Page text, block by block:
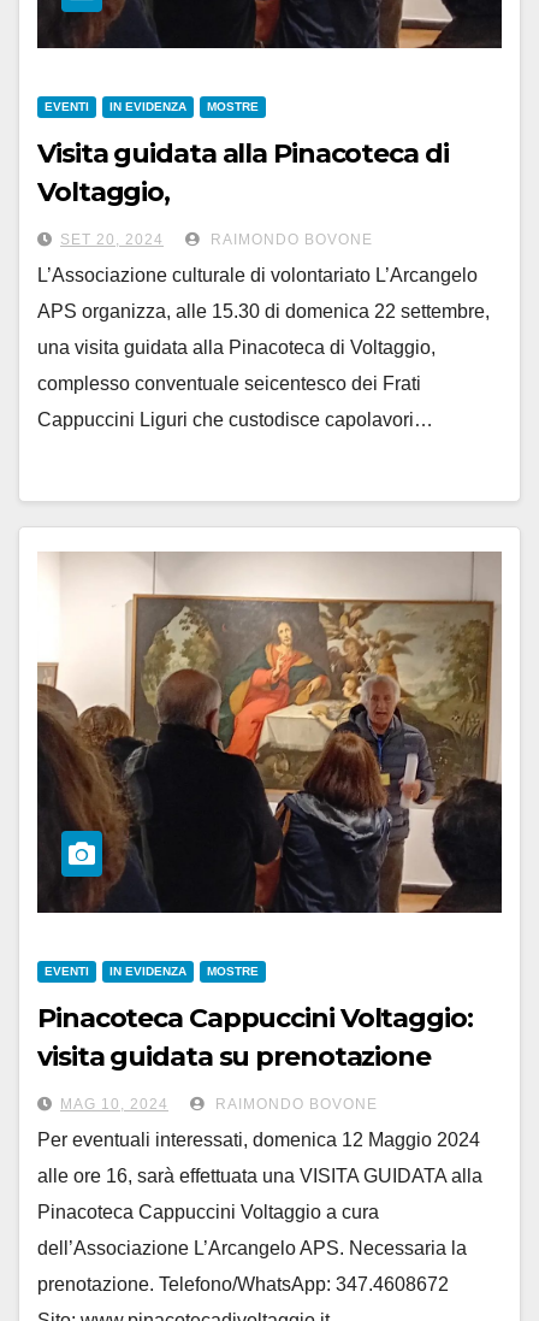
EVENTI IN EVIDENZA MOSTRE
Visita guidata alla Pinacoteca di
Voltaggio,
domenica 22 settembre alle 15.30
SET 20, 2024 RAIMONDO BOVONE
L’Associazione culturale di volontariato L’Arcangelo
APS organizza, alle 15.30 di domenica 22 settembre,
una visita guidata alla Pinacoteca di Voltaggio,
complesso conventuale seicentesco dei Frati
Cappuccini Liguri che custodisce capolavori…
EVENTI IN EVIDENZA MOSTRE
Pinacoteca Cappuccini Voltaggio:
visita guidata su prenotazione
domenica 12 maggio alle 16
MAG 10, 2024 RAIMONDO BOVONE
Per eventuali interessati, domenica 12 Maggio 2024
alle ore 16, sarà effettuata una VISITA GUIDATA alla
Pinacoteca Cappuccini Voltaggio a cura
dell’Associazione L’Arcangelo APS. Necessaria la
prenotazione. Telefono/WhatsApp: 347.4608672